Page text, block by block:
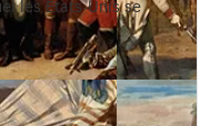
les Etats-Unis se